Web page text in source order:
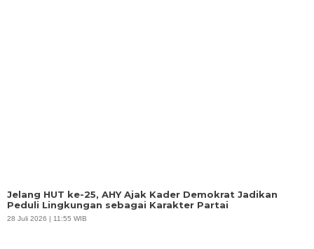
Jelang HUT ke-25, AHY Ajak Kader Demokrat Jadikan
Peduli Lingkungan sebagai Karakter Partai
28 Juli 2026 | 11:55 WIB